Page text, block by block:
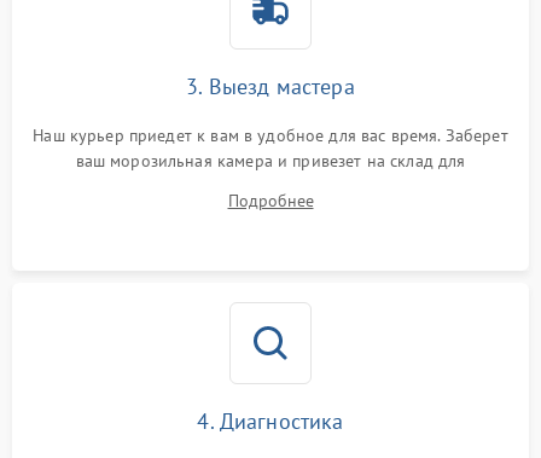
3. Выезд мастера
Наш курьер приедет к вам в удобное для вас время. Заберет
ваш морозильная камера и привезет на склад для
Подробнее
4. Диагностика